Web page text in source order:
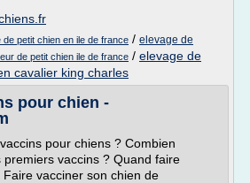
de petit chien en ile de france / elevage de
de petit chien ile de france / elevage de
cavalier king charles
pour chien -
pour chiens ? Combien
vaccins ? Quand faire
vacciner son chien de